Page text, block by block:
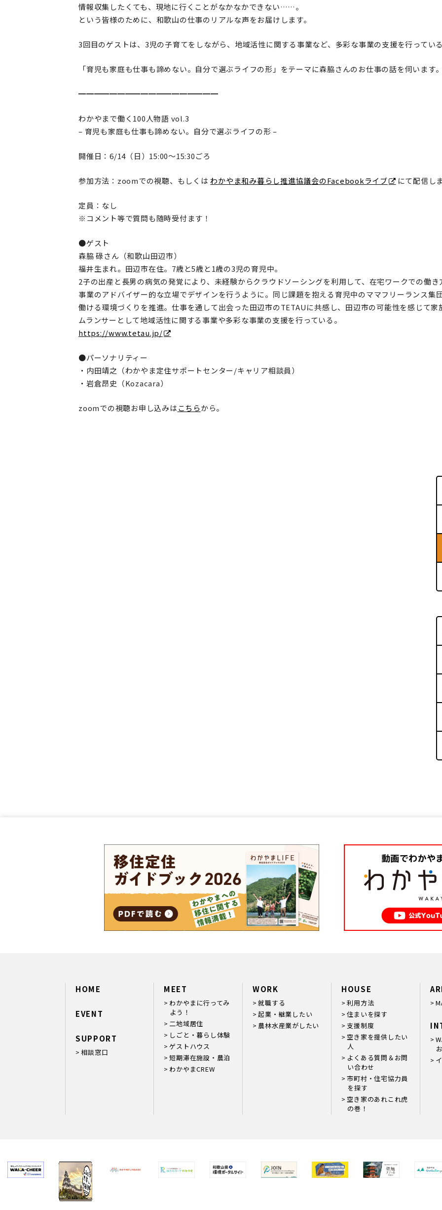
情報収集したくても、現地に行くことがなかなかできない……。
という皆様のために、和歌山の仕事のリアルな声をお届けします。
3回目のゲストは、3児の子育てをしながら、地域活性に関する事業など、多彩な事業の支援を行ってい
「育児も家庭も仕事も諦めない。自分で選ぶライフの形」をテーマに森脇さんのお仕事の話を伺います。
━━━━━━━━━━━━━━━━━━
わかやまで働く100人物語 vol.3
– 育児も家庭も仕事も諦めない。自分で選ぶライフの形­­ –
開催日：6/14（日）15:00～15:30ごろ
参加方法：zoomでの視聴、もしくはわかやま和み暮らし推進協議会のFacebookライブ にて配信し
定員：なし
※コメント等で質問も随時受付ます！
●ゲスト
森脇 碌さん（和歌山田辺市）
福井生まれ。田辺市在住。7歳と5歳と1歳の3児の育児中。
2子の出産と長男の病気の発覚により、未経験からクラウドソーシングを利用して、在宅ワークでの働き
事業のアドバイザー的な立場でデザインを行うように。同じ課題を抱える育児中のママフリーランス
働ける環境づくりを推進。仕事を通して出会った田辺市のTETAUに共感し、田辺市の可能性を感じて
ムランサーとして地域活性に関する事業や多彩な事業の支援を行っている。
https://www.tetau.jp/
●パーソナリティー
・内田靖之（わかやま定住サポートセンター/キャリア相談員）
・岩倉昂史（Kozacara）
zoomでの視聴お申し込みはこちらから。
HOME
EVENT
SUPPORT
相談窓口
MEET
わかやまに行ってみ
よう！
二地域居住
しごと・暮らし体験
ゲストハウス
短期滞在施設・農泊
わかやまCREW
WORK
就職する
起業・継業したい
農林水産業がしたい
HOUSE
利用方法
住まいを探す
支援制度
空き家を提供したい
人
よくある質問＆お問
い合わせ
市町村・住宅協力員
を探す
空き家のあれこれ虎
の巻！